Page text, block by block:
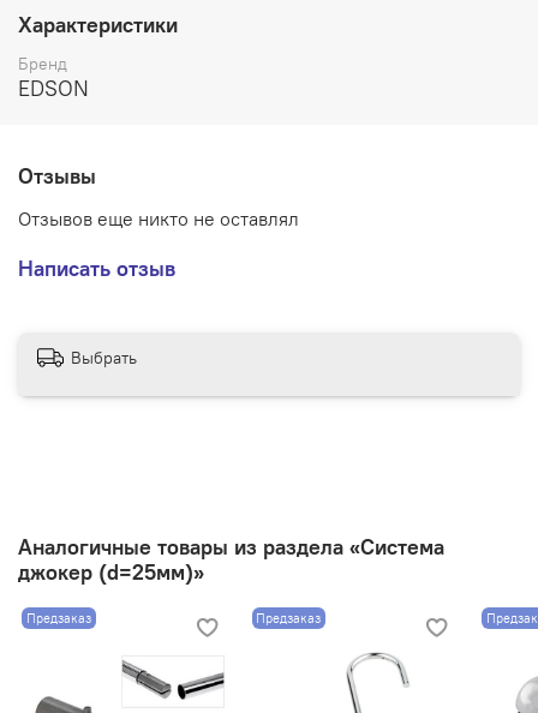
Характеристики
Бренд
EDSON
Отзывы
Отзывов еще никто не оставлял
Написать отзыв
Выбрать
Аналогичные товары из раздела «Система
джокер (d=25мм)»
Предзаказ Предзаказ